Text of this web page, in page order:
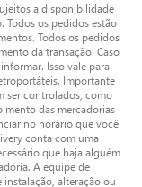
a disponibilidade
Todos os pedidos estão
Todos os pedidos
da transação. Caso
Isso vale para
Importante
ser controlados, como
das mercadorias
no horário que você
conta com uma
que haja alguém
A equipe de
alteração ou